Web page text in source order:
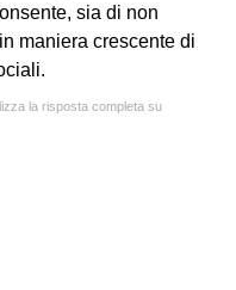
sia di non
maniera crescente di
la risposta completa su